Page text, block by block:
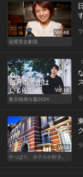
Vol.48
金曜美女劇場
Vol.12
東京独身白書2024
Vol.6
やっぱり、ホテルが好き。